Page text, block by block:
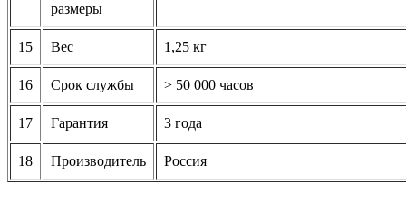
размеры
15 Вес 1,25 кг
16 Срок службы > 50 000 часов
17 Гарантия 3 года
18 Производитель Россия